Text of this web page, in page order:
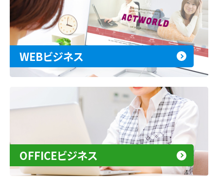
WEBビジネス
OFFICEビジネス